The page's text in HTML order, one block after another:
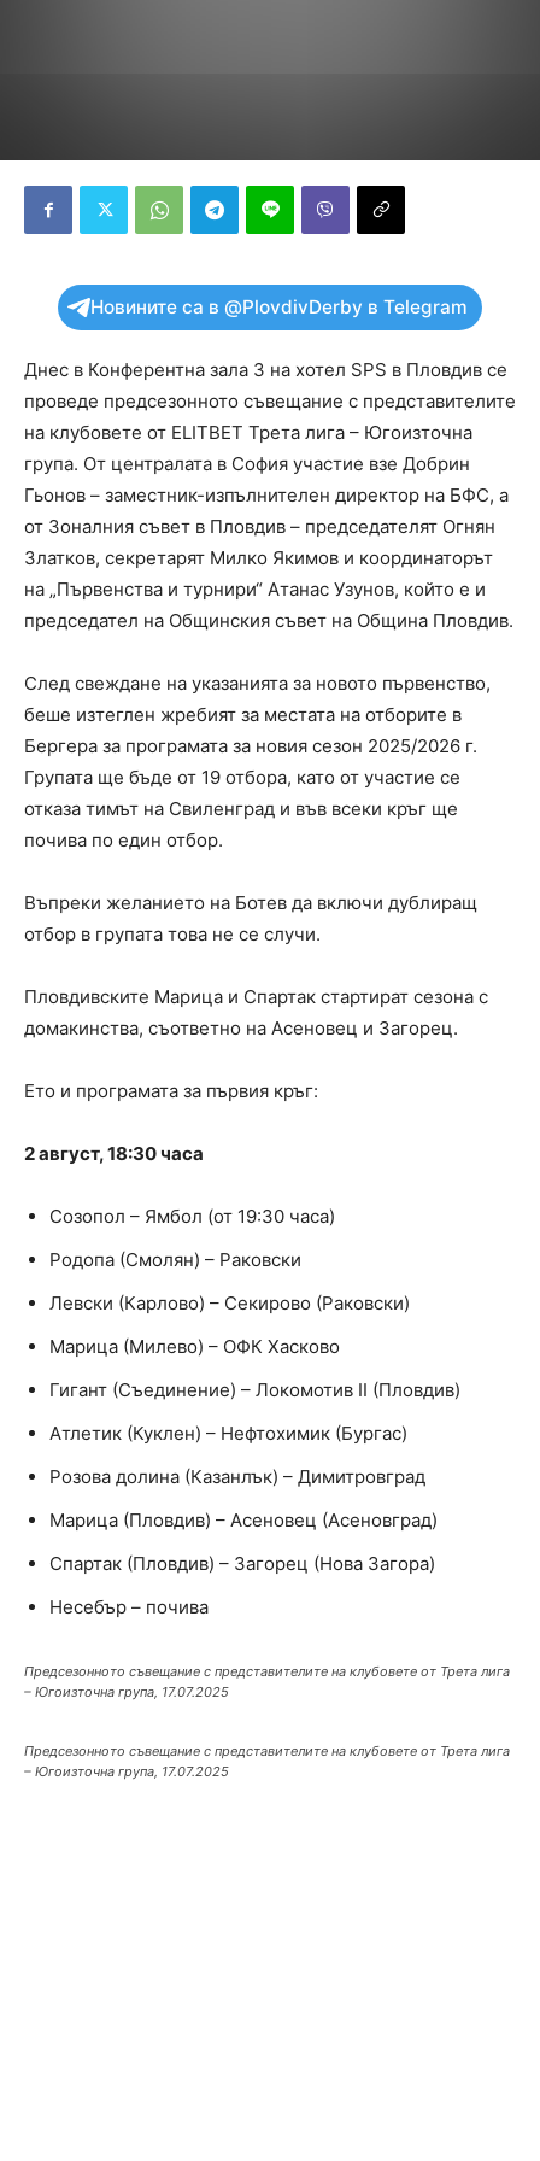
Новините са в @PlovdivDerby в Telegram
Днес в Конферентна зала 3 на хотел SPS в Пловдив се
проведе предсезонното съвещание с представителите
на клубовете от ЕLITBET Трета лига – Югоизточна
група. От централата в София участие взе Добрин
Гьонов – заместник-изпълнителен директор на БФС, а
от Зоналния съвет в Пловдив – председателят Огнян
Златков, секретарят Милко Якимов и координаторът
на „Първенства и турнири“ Атанас Узунов, който е и
председател на Общинския съвет на Община Пловдив.
След свеждане на указанията за новото първенство,
беше изтеглен жребият за местата на отборите в
Бергера за програмата за новия сезон 2025/2026 г.
Групата ще бъде от 19 отбора, като от участие се
отказа тимът на Свиленград и във всеки кръг ще
почива по един отбор.
Въпреки желанието на Ботев да включи дублиращ
отбор в групата това не се случи.
Пловдивските Марица и Спартак стартират сезона с
домакинства, съответно на Асеновец и Загорец.
Ето и програмата за първия кръг:
2 август, 18:30 часа
Созопол – Ямбол (от 19:30 часа)
Родопа (Смолян) – Раковски
Левски (Карлово) – Секирово (Раковски)
Марица (Милево) – ОФК Хасково
Гигант (Съединение) – Локомотив II (Пловдив)
Атлетик (Куклен) – Нефтохимик (Бургас)
Розова долина (Казанлък) – Димитровград
Марица (Пловдив) – Асеновец (Асеновград)
Спартак (Пловдив) – Загорец (Нова Загора)
Несебър – почива
Предсезонното съвещание с представителите на клубовете от Трета лига
– Югоизточна група, 17.07.2025
Предсезонното съвещание с представителите на клубовете от Трета лига
– Югоизточна група, 17.07.2025